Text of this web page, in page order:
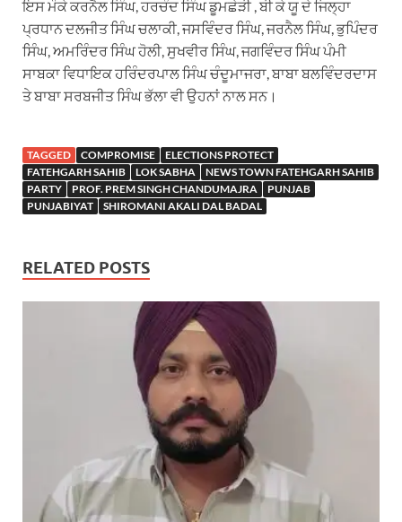
ਇਸ ਮੌਕੇ ਕਰਨੈਲ ਸਿੰਘ, ਹਰਚੰਦ ਸਿੰਘ ਡੂਮਛੇੜੀ , ਬੀ ਕੇ ਯੂ ਦੇ ਜਿਲ੍ਹਾ
ਪ੍ਰਧਾਨ ਦਲਜੀਤ ਸਿੰਘ ਚਲਾਕੀ, ਜਸਵਿੰਦਰ ਸਿੰਘ, ਜਰਨੈਲ ਸਿੰਘ, ਭੁਪਿੰਦਰ
ਸਿੰਘ, ਅਮਰਿੰਦਰ ਸਿੰਘ ਹੋਲੀ, ਸੁਖਵੀਰ ਸਿੰਘ, ਜਗਵਿੰਦਰ ਸਿੰਘ ਪੰਮੀ
ਸਾਬਕਾ ਵਿਧਾਇਕ ਹਰਿੰਦਰਪਾਲ ਸਿੰਘ ਚੰਦੂਮਾਜਰਾ, ਬਾਬਾ ਬਲਵਿੰਦਰਦਾਸ
ਤੇ ਬਾਬਾ ਸਰਬਜੀਤ ਸਿੰਘ ਭੱਲਾ ਵੀ ਉਹਨਾਂ ਨਾਲ ਸਨ।
TAGGED COMPROMISE
ELECTIONS PROTECT
FATEHGARH SAHIB
LOK SABHA
NEWS TOWN FATEHGARH SAHIB
PARTY
PROF. PREM SINGH CHANDUMAJRA
PUNJAB
PUNJABIYAT
SHIROMANI AKALI DAL BADAL
RELATED POSTS